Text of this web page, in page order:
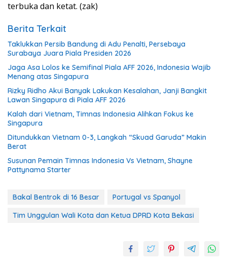
terbuka dan ketat. (zak)
Berita Terkait
Taklukkan Persib Bandung di Adu Penalti, Persebaya
Surabaya Juara Piala Presiden 2026
Jaga Asa Lolos ke Semifinal Piala AFF 2026, Indonesia Wajib
Menang atas Singapura
Rizky Ridho Akui Banyak Lakukan Kesalahan, Janji Bangkit
Lawan Singapura di Piala AFF 2026
Kalah dari Vietnam, Timnas Indonesia Alihkan Fokus ke
Singapura
Ditundukkan Vietnam 0-3, Langkah “Skuad Garuda” Makin
Berat
Susunan Pemain Timnas Indonesia Vs Vietnam, Shayne
Pattynama Starter
Bakal Bentrok di 16 Besar
Portugal vs Spanyol
Tim Unggulan Wali Kota dan Ketua DPRD Kota Bekasi